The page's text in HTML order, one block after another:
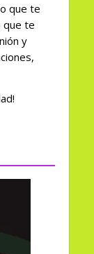
que te
que te
y